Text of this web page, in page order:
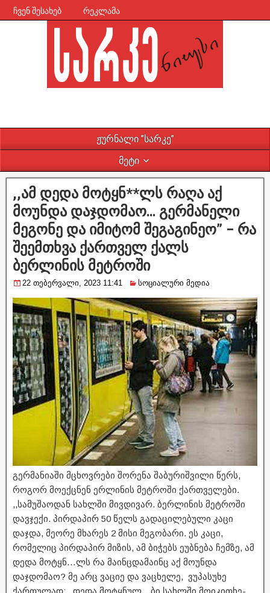
ჩვენ შესახებ რეკლამა
ჟურნალი ”სარკე”
მეტი
,,ამ დედა მოტყნ**ლს რაღა აქ
მოუნდა დაჯდომაო… გერმანელი
მეგონე და იმიტომ შეგაგინეო” – რა
შეემთხვა ქართველ ქალს
ბერლინის მეტროში
22 თებერვალი, 2023 11:41 სოციალური მედია
გერმანიაში მცხოვრები შორენა შაბურიშვილი წერს,
როგორ მოექცნენ ერლინის მეტროში ქართველები.
,,სამუშაოდან სახლში მივდივარ. ბერლინის მეტროში
დავჯექი. პირდაპირ 50 წელს გადაცილებული კაცი
დაჯდა, მეორე მხარეს 2 მისი მეგობარი. ეს კაცი,
რომელიც პირდაპირ მიზის, ამ ბიჭებს ეუბნება ჩემზე, ამ
დედა მოტყნ…ლს რა მაინცდამაინც აქ მოუნდა
დაჯდომაო? მე არც ვაციე და ვაცხელე, ვუპასუხე